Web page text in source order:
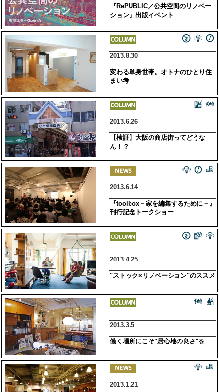
『RePUBLIC／公共空間のリノベー
ション』出版イベント
2013.8.30
変わる単身世帯。オトナのひとり住
まい考
2013.6.26
【検証】大阪の商店街ってどうな
ん！？
2013.6.14
『toolbox－家を編集するために－』
刊行記念トークショー
2013.4.25
"ストック×リノベーション"のススメ
2013.3.5
働く場所にこそ"居心地の良さ"を
2013.1.21